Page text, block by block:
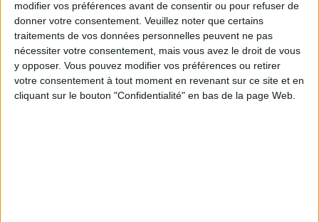
modifier vos préférences avant de consentir ou pour refuser de
donner votre consentement. Veuillez noter que certains
traitements de vos données personnelles peuvent ne pas
nécessiter votre consentement, mais vous avez le droit de vous
y opposer. Vous pouvez modifier vos préférences ou retirer
votre consentement à tout moment en revenant sur ce site et en
cliquant sur le bouton "Confidentialité" en bas de la page Web.
TOUT CE QUE VOUS DEVEZ FAIRE À PARIS EN AOÛT